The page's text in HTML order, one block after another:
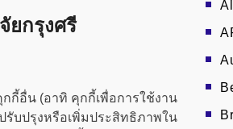
ยกรุงศรี
กี้อื่น (อาทิ คุกกี้เพื่อการใช้งาน
รับปรุงหรือเพิ่มประสิทธิภาพใน